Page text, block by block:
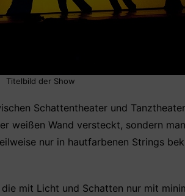
Titelbild der Show
Schattentheater und
weißen Wand versteckt, sondern
nur in hautfarbenen Strings
mit Licht und Schatten nur mit